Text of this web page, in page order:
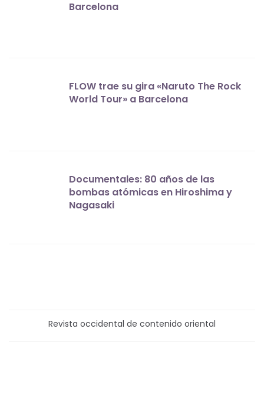
Barcelona
FLOW trae su gira «Naruto The Rock
World Tour» a Barcelona
Documentales: 80 años de las
bombas atómicas en Hiroshima y
Nagasaki
Revista occidental de contenido oriental